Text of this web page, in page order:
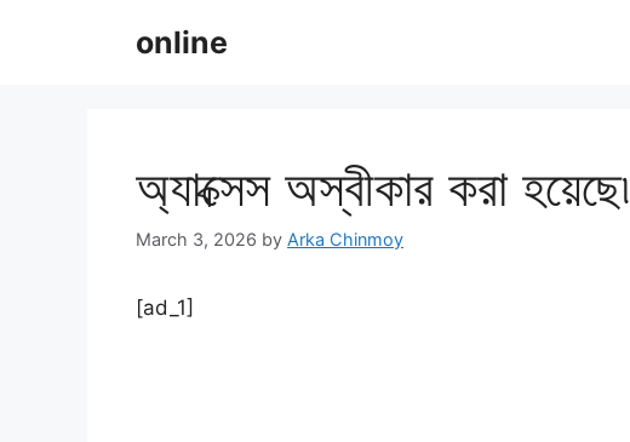
online
অ্যাক্সেস অস্বীকার করা হয়েছে৷
March 3, 2026 by Arka Chinmoy
[ad_1]